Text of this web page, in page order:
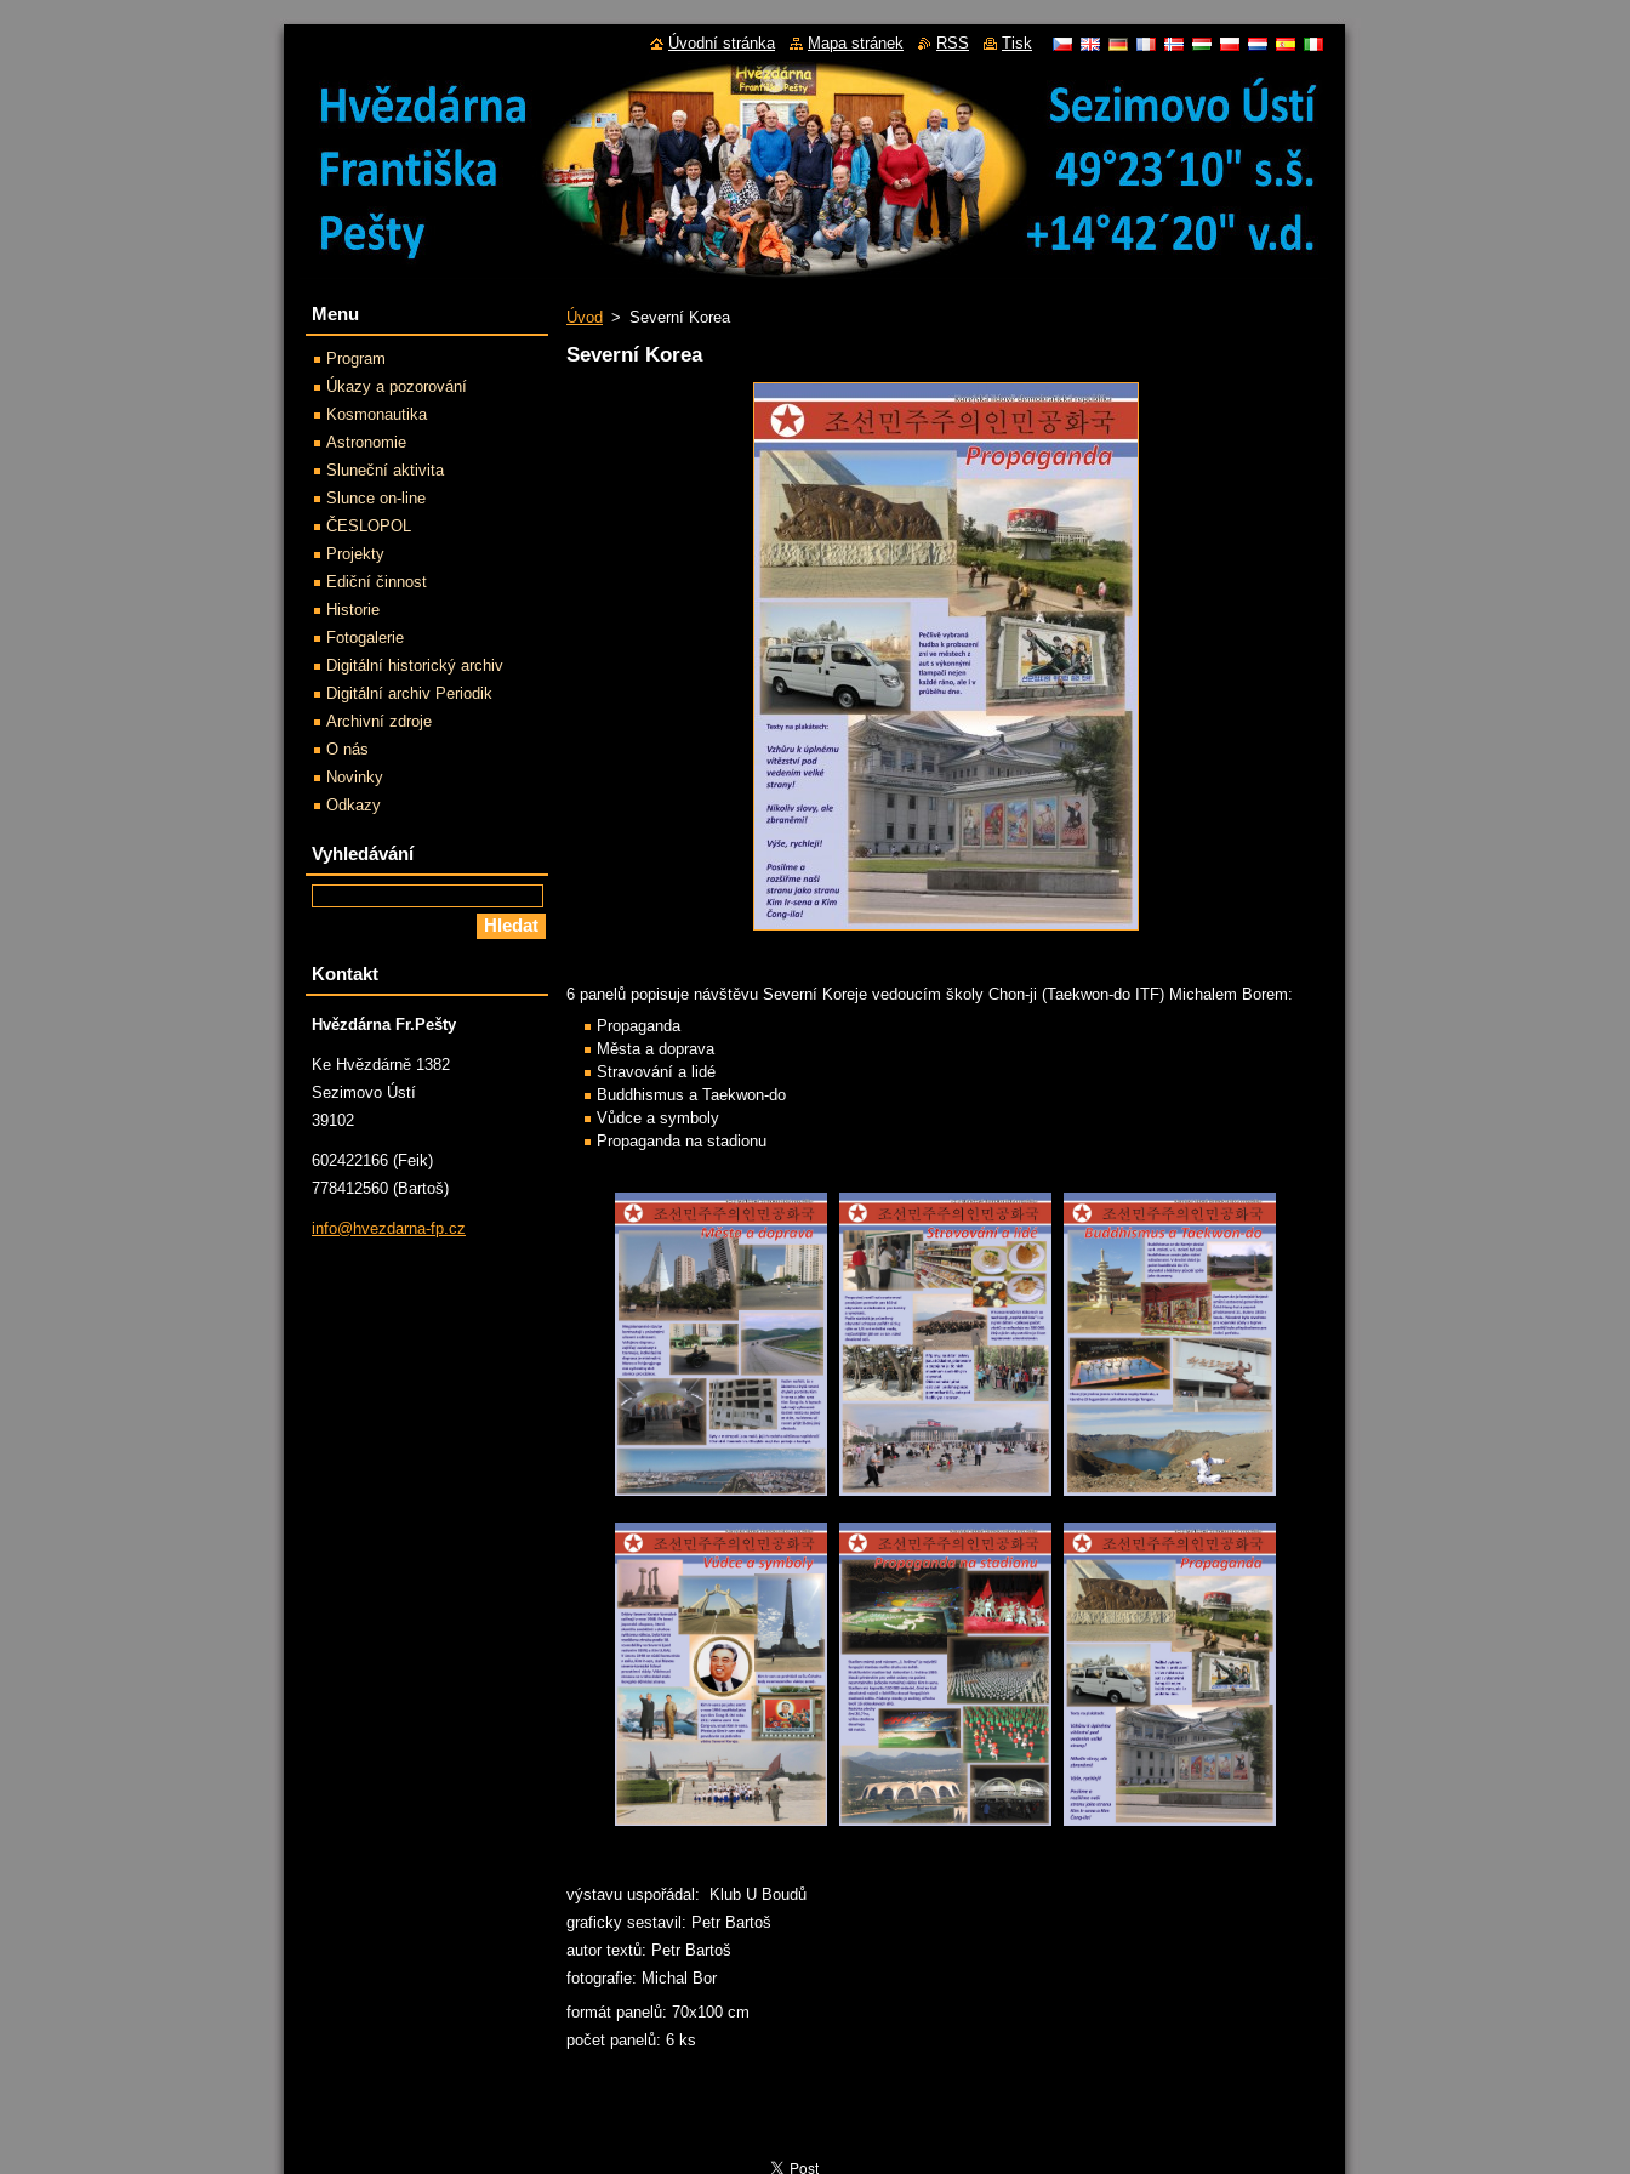
Úvod > Severní Korea
Severní Korea
6 panelů popisuje návštěvu Severní Koreje vedoucím školy Chon-ji (Taekwon-do ITF) Michalem Borem:
Propaganda
Města a doprava
Stravování a lidé
Buddhismus a Taekwon-do
Vůdce a symboly
Propaganda na stadionu
výstavu uspořádal: Klub U Boudů
graficky sestavil: Petr Bartoš
autor textů: Petr Bartoš
fotografie: Michal Bor
formát panelů: 70x100 cm
počet panelů: 6 ks
Menu
Program
Úkazy a pozorování
Kosmonautika
Astronomie
Sluneční aktivita
Slunce on-line
ČESLOPOL
Projekty
Ediční činnost
Historie
Fotogalerie
Digitální historický archiv
Digitální archiv Periodik
Archivní zdroje
O nás
Novinky
Odkazy
Vyhledávání
Kontakt
Hvězdárna Fr.Pešty
Ke Hvězdárně 1382
Sezimovo Ústí
39102
602422166 (Feik)
778412560 (Bartoš)
info@hvezdarna-fp.cz
Úvodní stránka Mapa stránek RSS Tisk